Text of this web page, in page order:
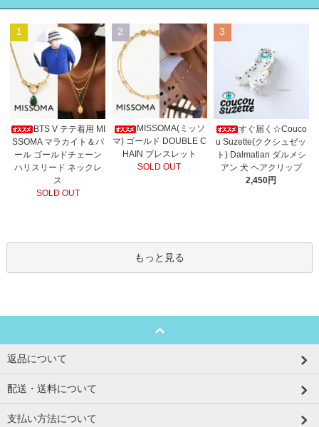
1
BTS V テテ着用 MI
SSOMA マラカイト＆パ
ール ゴールドチェーン
ハリスリード ネックレ
ス
SOLD OUT
2
MISSOMA(ミッソ
マ) ゴールド DOUBLE C
HAIN ブレスレット
SOLD OUT
3
すぐ届く☆Couco
u Suzette(ククシュゼッ
ト) Dalmatian ダルメシ
アン 犬 ヘアクリップ
2,450円
もっと見る
返品について
配送・送料について
支払い方法について